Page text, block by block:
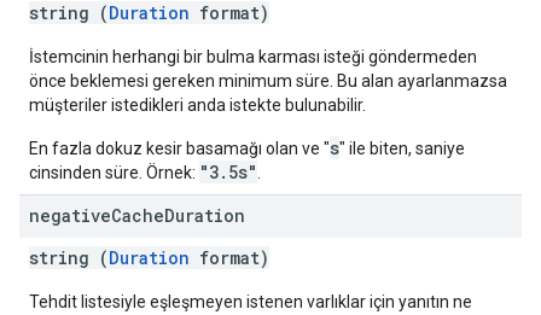
string (Duration format)
İstemcinin herhangi bir bulma karması isteği göndermeden
önce beklemesi gereken minimum süre. Bu alan ayarlanmazsa
müşteriler istedikleri anda istekte bulunabilir.
En fazla dokuz kesir basamağı olan ve "s" ile biten, saniye
cinsinden süre. Örnek: "3.5s"
negativeCacheDuration
string (Duration format)
Tehdit listesiyle eşleşmeyen istenen varlıklar için yanıtın ne